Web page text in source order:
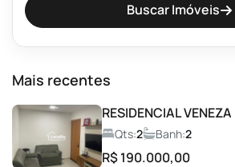
Banheiros públicos Masculino e Feminino
Brinquedoteca
Campo de Futebol
Buscar Imóveis
Mais recentes
RESIDENCIAL VENEZA
Qts:2 Banh:2
R$ 190.000,00